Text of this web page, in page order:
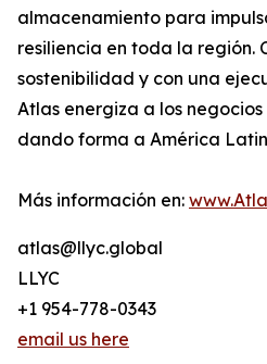
almacenamiento para
resiliencia en toda la región.
sostenibilidad y con una
Atlas energiza a los
dando forma a América
Más información en:
atlas@llyc.global
LLYC
+1 954-778-0343
email us here